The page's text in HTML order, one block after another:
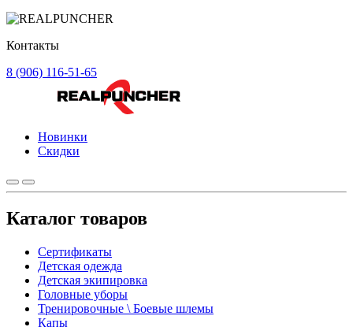
Контакты
8 (906) 116-51-65
Новинки
Скидки
Каталог товаров
Сертификаты
Детская одежда
Детская экипировка
Головные уборы
Тренировочные \ Боевые шлемы
Капы